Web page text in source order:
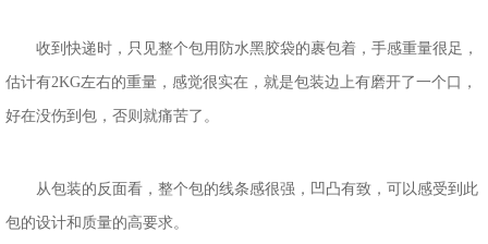
收到快递时，只见整个包用防水黑胶袋的裹包着，手感重量很足，
估计有2KG左右的重量，感觉很实在，就是包装边上有磨开了一个口，
好在没伤到包，否则就痛苦了。
从包装的反面看，整个包的线条感很强，凹凸有致，可以感受到此
包的设计和质量的高要求。